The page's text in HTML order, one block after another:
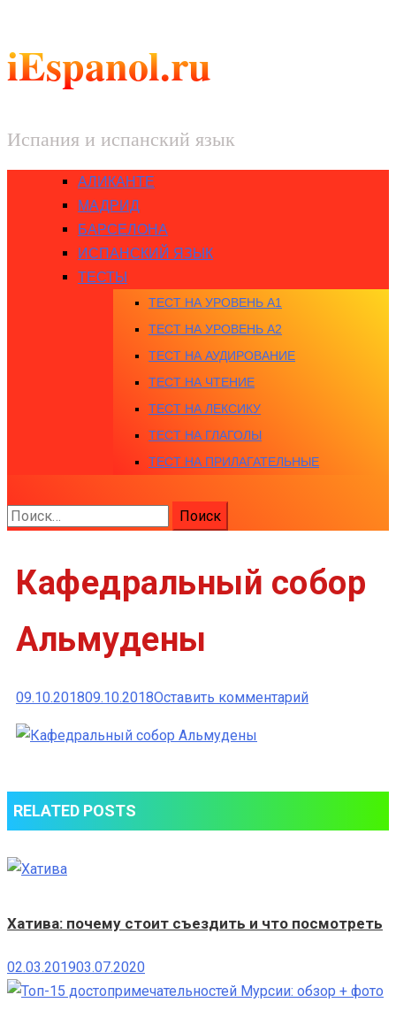
iEspanol.ru
Испания и испанский язык
АЛИКАНТЕ
МАДРИД
БАРСЕЛОНА
ИСПАНСКИЙ ЯЗЫК
ТЕСТЫ
ТЕСТ НА УРОВЕНЬ A1
ТЕСТ НА УРОВЕНЬ A2
ТЕСТ НА АУДИРОВАНИЕ
ТЕСТ НА ЧТЕНИЕ
ТЕСТ НА ЛЕКСИКУ
ТЕСТ НА ГЛАГОЛЫ
ТЕСТ НА ПРИЛАГАТЕЛЬНЫЕ
Найти:
Кафедральный собор
Альмудены
09.10.201809.10.2018Оставить комментарийк
RELATED POSTS
Хатива: почему стоит съездить и что посмотреть
02.03.201903.07.2020